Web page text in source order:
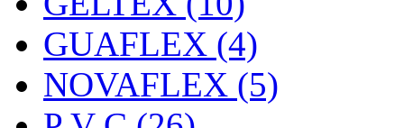
GUAFLEX (4)
NOVAFLEX (5)